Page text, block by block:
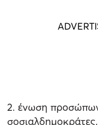
2. ένωση προσώπων
σοσιαλδημοκράτες,